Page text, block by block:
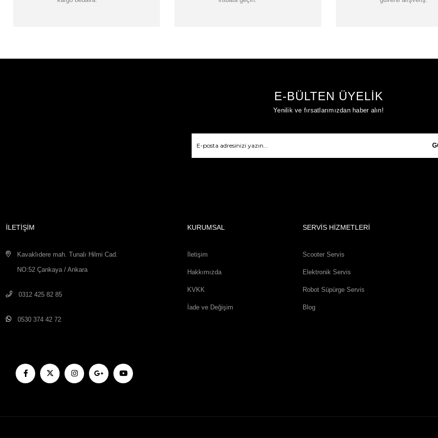
E-BÜLTEN ÜYELİK
Yenilik ve fırsatlarımızdan haber alın!
İLETİŞİM
Kavaklıdere mah. Tunalı Hilmi Cad.
NO:52 Çankaya / Ankara
0312 425 82 85
0530 374 42 72
KURUMSAL
İletişim
Hakkımızda
KVKK
İade ve Değişim
SERVİS HİZMETLERİ
Scooter Servis
Elektronik Servis
Robot Süpürge Servis
Blog